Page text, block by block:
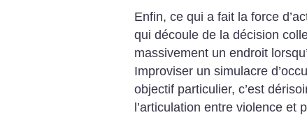
Enfin, ce qui a fait la force
qui découle de la décision
massivement un endroit
Improviser un simulacre
objectif particulier, c’est
l’articulation entre violence et